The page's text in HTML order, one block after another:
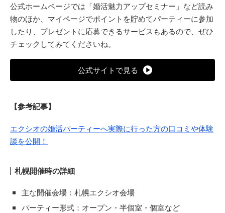
公式ホームページでは「婚活魅力アップセミナー」など読み
物のほか、マイページでポイントを貯めてパーティーに参加
したり、プレゼントに応募できるサービスもあるので、ぜひ
チェックしてみてくださいね。
公式サイトで見る
【参考記事】
エクシオの婚活パーティーへ実際に行った方の口コミや体験
談を公開！
札幌開催時の詳細
主な開催会場：札幌エクシオ会場
パーティー形式：オープン・半個室・個室など